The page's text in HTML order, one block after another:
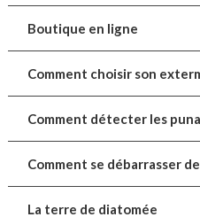
Boutique en ligne
Comment choisir son
Comment détecter les
Comment se débarrasser
La terre de diatomée